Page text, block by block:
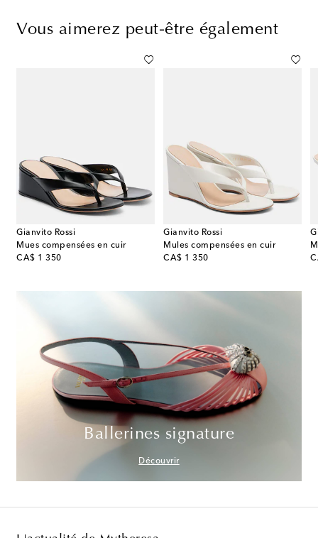
Vous aimerez peut-être également
Gianvito Rossi
Mues compensées en cuir
CA$ 1 350
original price
Gianvito Rossi
Mules compensées en cuir
CA$ 1 350
original price
Ballerines signature
Découvrir